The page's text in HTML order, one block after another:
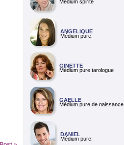
Médium spirite
ANGELIQUE
Médium pure.
GINETTE
Médium pure tarologue
GAELLE
Médium pure de naissance
DANIEL
Médium pure.